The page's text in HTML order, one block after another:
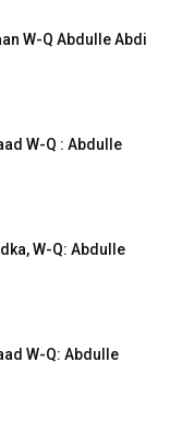
W-Q Abdulle Abdi
W-Q : Abdulle
W-Q: Abdulle
W-Q: Abdulle